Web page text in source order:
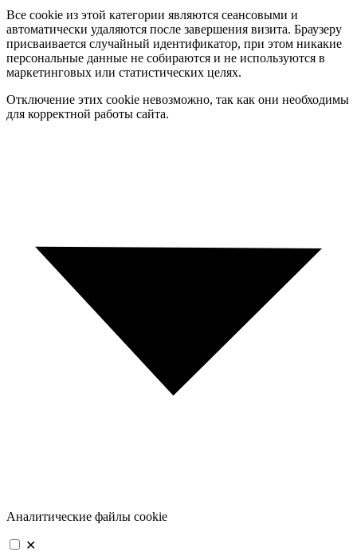
Все cookie из этой категории являются сеансовыми и
автоматически удаляются после завершения визита. Браузеру
присваивается случайный идентификатор, при этом никакие
персональные данные не собираются и не используются в
маркетинговых или статистических целях.
Отключение этих cookie невозможно, так как они необходимы
для корректной работы сайта.
Аналитические файлы cookie
✕